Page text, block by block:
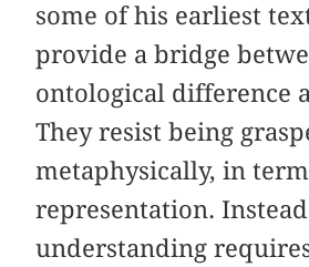
some of his earliest
provide a bridge
ontological difference
They resist being
metaphysically, in
representation.
understanding